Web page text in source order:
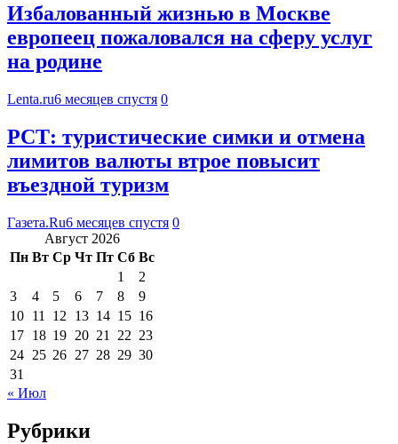
Избалованный жизнью в Москве
европеец пожаловался на сферу услуг
на родине
Lenta.ru6 месяцев спустя 0
РСТ: туристические симки и отмена
лимитов валюты втрое повысит
въездной туризм
Газета.Ru6 месяцев спустя 0
Август 2026
Пн Вт Ср Чт Пт Сб Вс
1
2
3
4 5 6 7 8
9
10 11 12 13 14 15 16
17 18 19 20 21 22 23
24 25 26 27 28 29 30
31
« Июл
Рубрики